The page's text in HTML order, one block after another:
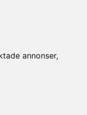
annonser,